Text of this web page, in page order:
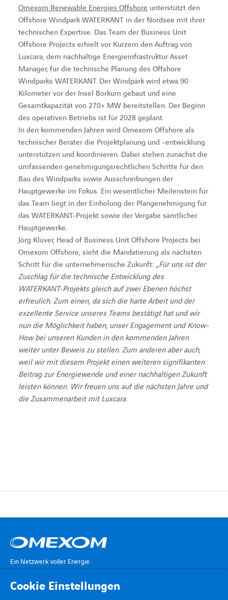
Omexom Renewable Energies Offshore unterstützt den
Offshore Windpark WATERKANT in der Nordsee mit ihrer
technischen Expertise. Das Team der Business Unit
Offshore Projects erhielt vor Kurzem den Auftrag von
Luxcara, dem nachhaltige Energieinfrastruktur Asset
Manager, für die technische Planung des Offshore
Windparks WATERKANT. Der Windpark wird etwa 90
Kilometer vor der Insel Borkum gebaut und eine
Gesamtkapazität von 270+ MW bereitstellen. Der Beginn
des operativen Betriebs ist für 2028 geplant.
In den kommenden Jahren wird Omexom Offshore als
technischer Berater die Projektplanung und -entwicklung
unterstützen und koordinieren. Dabei stehen zunächst die
umfassenden genehmigungsrechtlichen Schritte für den
Bau des Windparks sowie Ausschreibungen der
Hauptgewerke im Fokus. Ein wesentlicher Meilenstein für
das Team liegt in der Einholung der Plangenehmigung für
das WATERKANT-Projekt sowie der Vergabe sämtlicher
Hauptgewerke.
Jörg Klüver, Head of Business Unit Offshore Projects bei
Omexom Offshore, sieht die Mandatierung als nächsten
Schritt für die unternehmerische Zukunft: „Für uns ist der
Zuschlag für die technische Entwicklung des
WATERKANT-Projekts gleich auf zwei Ebenen höchst
erfreulich. Zum einen, da sich die harte Arbeit und der
exzellente Service unseres Teams bestätigt hat und wir
nun die Möglichkeit haben, unser Engagement und Know-
How bei unseren Kunden in den kommenden Jahren
weiter unter Beweis zu stellen. Zum anderen aber auch,
weil wir mit diesem Projekt einen weiteren signifikanten
Beitrag zur Energiewende und einer nachhaltigen Zukunft
leisten können. Wir freuen uns auf die nächsten Jahre und
die Zusammenarbeit mit Luxcara.
Ein Netzwerk voller Energie.
Cookie Einstellungen